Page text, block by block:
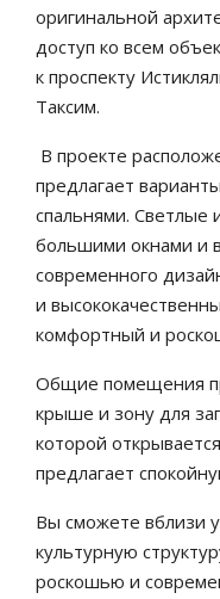
оригинальной
доступ ко всем
к проспекту
Таксим.
В проекте
предлагает
спальнями. Светлые
большими окнами и
современного
и
комфортный и
Общие помещения
крыше и зону для
которой
предлагает
Вы сможете вблизи
культурную
роскошью и